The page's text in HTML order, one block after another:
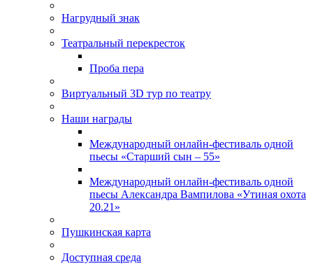
Нагрудный знак
Театральный перекресток
Проба пера
Виртуальный 3D тур по театру
Наши награды
Международный онлайн-фестиваль одной
пьесы «Старший сын – 55»
Международный онлайн-фестиваль одной
пьесы Александра Вампилова «Утиная охота
20.21»
Пушкинская карта
Доступная среда